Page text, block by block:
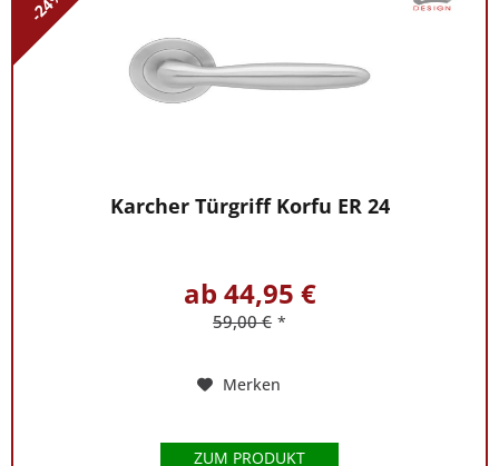
Karcher Türgriff Korfu ER 24
ab 44,95 €
59,00 € *
Merken
ZUM PRODUKT